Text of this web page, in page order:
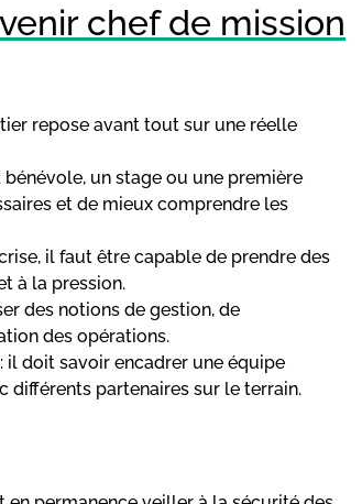
chef de mission
repose avant tout sur une réelle
bénévole, un stage ou une première
et de mieux comprendre les
il faut être capable de prendre des
à la pression.
des notions de gestion, de
des opérations.
: il doit savoir encadrer une équipe
partenaires sur le terrain.